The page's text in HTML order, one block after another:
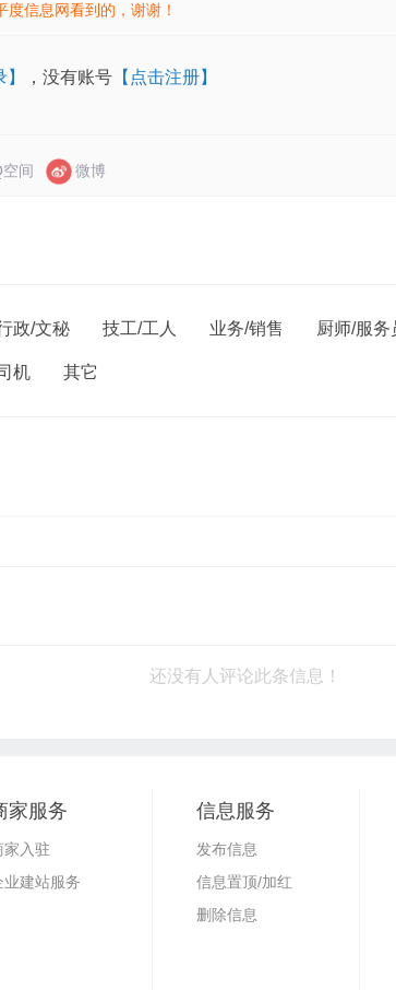
信息网看到的，谢谢！
】 ，没有账号 【点击注册】
间 微博
政/文秘 技工/工人 业务/销售 厨师/服务
机 其它
还没有人评论此条信息！
家服务
家入驻
业建站服务
信息服务
发布信息
信息置顶/加红
删除信息